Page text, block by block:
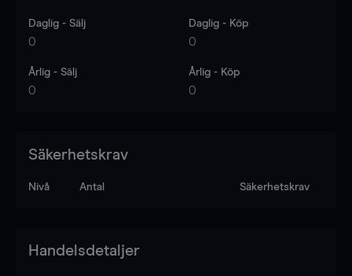
Daglig - Sälj
0
Daglig - Köp
0
Årlig - Sälj
0
Årlig - Köp
0
Säkerhetskrav
Nivå Antal Säkerhetskrav
Handelsdetaljer